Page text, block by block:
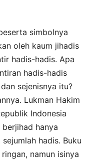
simbolnya
oleh kaum jihadis
hadis-hadis. Apa
hadis-hadis
sejenisnya itu?
Lukman Hakim
Indonesia
hanya
hadis. Buku
namun isinya